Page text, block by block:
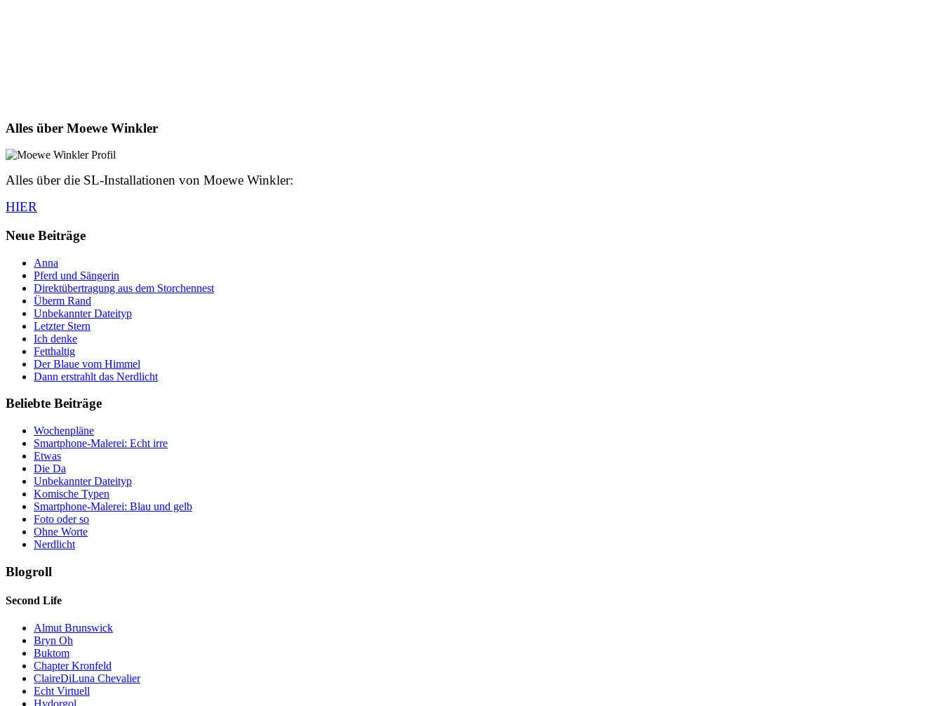
Alles über Moewe Winkler
Alles über die SL-Installationen von Moewe Winkler:
HIER
Neue Beiträge
Anna
Pferd und Sängerin
Direktübertragung aus dem Storchennest
Überm Rand
Unbekannter Dateityp
Letzter Stern
Ich denke
Fetthaltig
Der Blaue vom Himmel
Dann erstrahlt das Nerdlicht
Beliebte Beiträge
Wochenpläne
Smartphone-Malerei: Echt irre
Etwas
Die Da
Unbekannter Dateityp
Komische Typen
Smartphone-Malerei: Blau und gelb
Foto oder so
Ohne Worte
Nerdlicht
Blogroll
Second Life
Almut Brunswick
Bryn Oh
Buktom
Chapter Kronfeld
ClaireDiLuna Chevalier
Echt Virtuell